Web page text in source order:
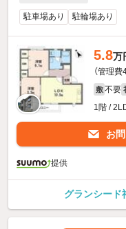
駐車場あり 駐輪場あり
5.8万
（管理費
敷 不要
1階 /
お
提供
グランシード